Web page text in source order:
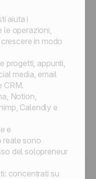
aiuta i
le operazioni,
in modo
progetti, appunti,
media, email
CRM.
Notion,
Calendly e
e
reale sono
del solopreneur
concentrati su